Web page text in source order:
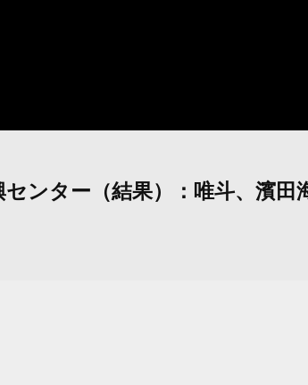
ンター（結果）：唯斗、濱